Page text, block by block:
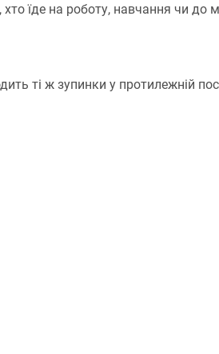
їде на роботу, навчання чи до
ті ж зупинки у протилежній